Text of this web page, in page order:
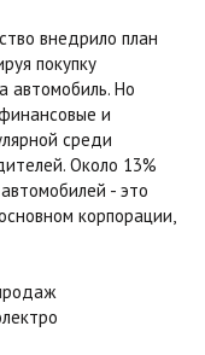
внедрило план
покупку
автомобиль. Но
и
среди
Около 13%
- это
корпорации,